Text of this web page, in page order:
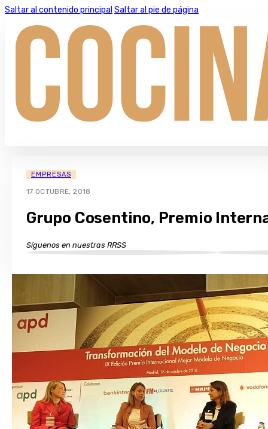
Saltar al contenido principal Saltar al pie de página
EMPRESAS
17 OCTUBRE, 2018
Grupo Cosentino, Premio
Síguenos en nuestras RRSS